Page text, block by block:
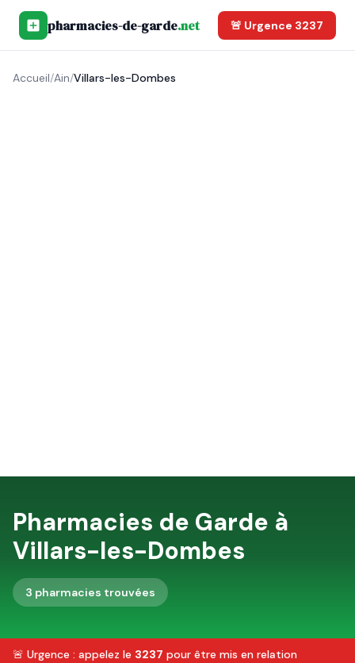
pharmacies-de-garde.net 🚨 Urgence 3237
Accueil/Ain/Villars-les-Dombes
Pharmacies de Garde à
Villars-les-Dombes
3 pharmacies trouvées
🚨 Urgence : appelez le 3237 pour être mis en relation